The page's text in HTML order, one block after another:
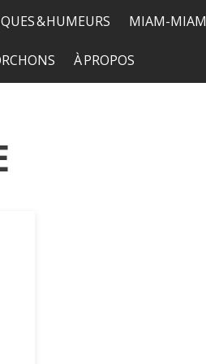
& HUMEURS MIAM-MIAM
À PROPOS